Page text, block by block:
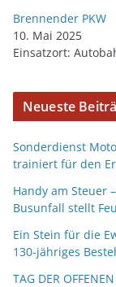
Brennender PKW
10. Mai 2025
Einsatzort:
Neueste
Sonderdienst
trainiert für den
Handy am Steuer
Busunfall stellt
Ein Stein für die
130-jähriges
TAG DER